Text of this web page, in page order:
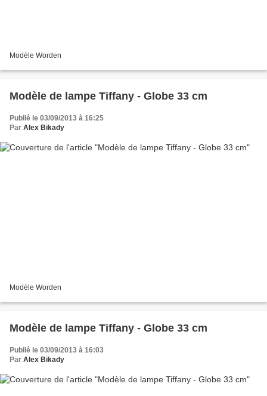
Modèle Worden
Modèle de lampe Tiffany - Globe 33 cm
Publié le 03/09/2013 à 16:25
Par Alex Bikady
Modèle Worden
Modèle de lampe Tiffany - Globe 33 cm
Publié le 03/09/2013 à 16:03
Par Alex Bikady